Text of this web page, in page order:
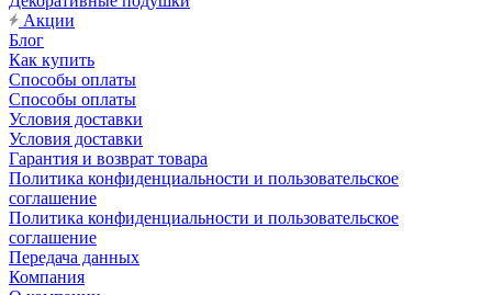
Акции
Блог
Как купить
Способы оплаты
Способы оплаты
Условия доставки
Условия доставки
Гарантия и возврат товара
Политика конфиденциальности и пользовательское
соглашение
Политика конфиденциальности и пользовательское
соглашение
Передача данных
Компания